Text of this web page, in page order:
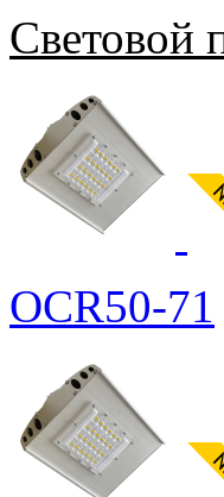
Световой
OCR50-71